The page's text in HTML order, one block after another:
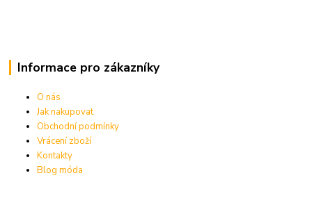
Informace pro zákazníky
O nás
Jak nakupovat
Obchodní podmínky
Vrácení zboží
Kontakty
Blog móda